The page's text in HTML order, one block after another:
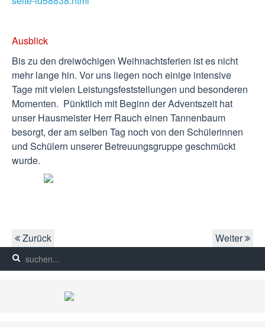
Ausblick
Bis zu den dreiwöchigen Weihnachtsferien ist es nicht
mehr lange hin. Vor uns liegen noch einige intensive
Tage mit vielen Leistungsfeststellungen und besonderen
Momenten. Pünktlich mit Beginn der Adventszeit hat
unser Hausmeister Herr Rauch einen Tannenbaum
besorgt, der am selben Tag noch von den Schülerinnen
und Schülern unserer Betreuungsgruppe geschmückt
wurde.
Zurück Weiter